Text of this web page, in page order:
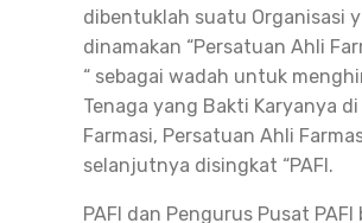
dibentuklah suatu Organisasi
dinamakan “Persatuan Ahli
“ sebagai wadah untuk
Tenaga yang Bakti Karyanya
Farmasi, Persatuan Ahli
selanjutnya disingkat “PAFI.
PAFI dan Pengurus Pusat